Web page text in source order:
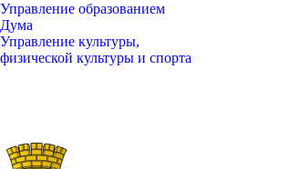
Управление образованием
Дума
Управление культуры,
физической культуры и спорта